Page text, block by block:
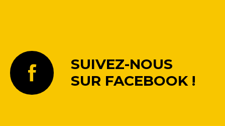
SUIVEZ-NOUS
SUR FACEBOOK !